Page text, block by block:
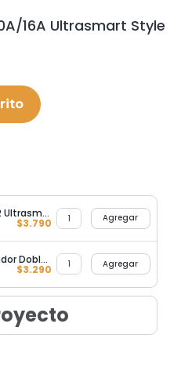
16A Ultrasmart Style
Interruptor Triple 9/12 Ultrasmart Style White
$3.790 Agregar
Interruptor Conmutador Doble 9/24 Ultra Smart Style White
$3.290 Agregar